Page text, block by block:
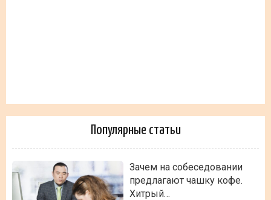
Популярные статьи
Зачем на собеседовании
предлагают чашку кофе.
Хитрый…